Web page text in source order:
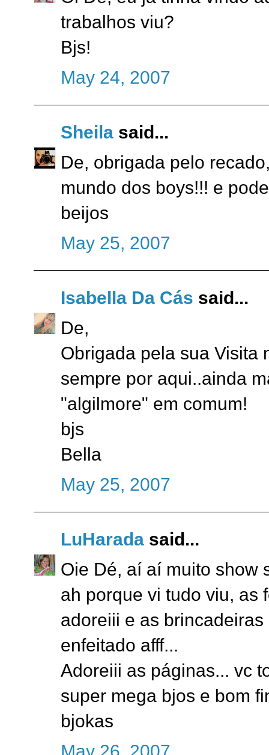
trabalhos viu?
Bjs!
May 24, 2007
Sheila said...
De, obrigada pelo
mundo dos boys!!! e
beijos
May 25, 2007
Isabella Da Cás said...
De,
Obrigada pela sua Visita
sempre por aqui..ainda
"algilmore" em comum!
bjs
Bella
May 25, 2007
LuHarada said...
Oie Dé, aí aí muito show
ah porque vi tudo viu, as
adoreiii e as
enfeitado afff...
Adoreiii as páginas... vc
super mega bjos e bom
bjokas
May 26, 2007